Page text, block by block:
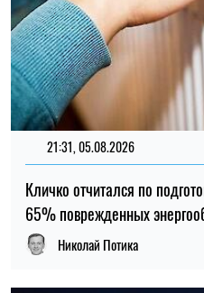
14:59, 04.08.2026